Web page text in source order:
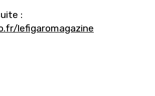
:
lefigaromagazine